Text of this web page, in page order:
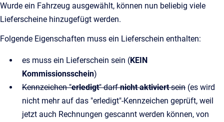
Wurde ein Fahrzeug ausgewählt, können nun beliebig viele
Lieferscheine hinzugefügt werden.
Folgende Eigenschaften muss ein Lieferschein enthalten:
es muss ein Lieferschein sein (KEIN
Kommissionsschein)
Kennzeichen "erledigt" darfnicht aktiviertsein (es wird
nicht mehr auf das "erledigt"-Kennzeichen geprüft, weil
jetzt auch Rechnungen gescannt werden können, von